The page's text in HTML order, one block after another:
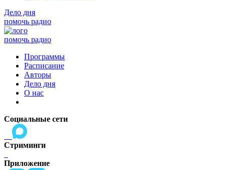
Дело дня
помочь радио
помочь радио
Программы
Расписание
Авторы
Дело дня
О нас
Социальные сети
Стриминги
Приложение